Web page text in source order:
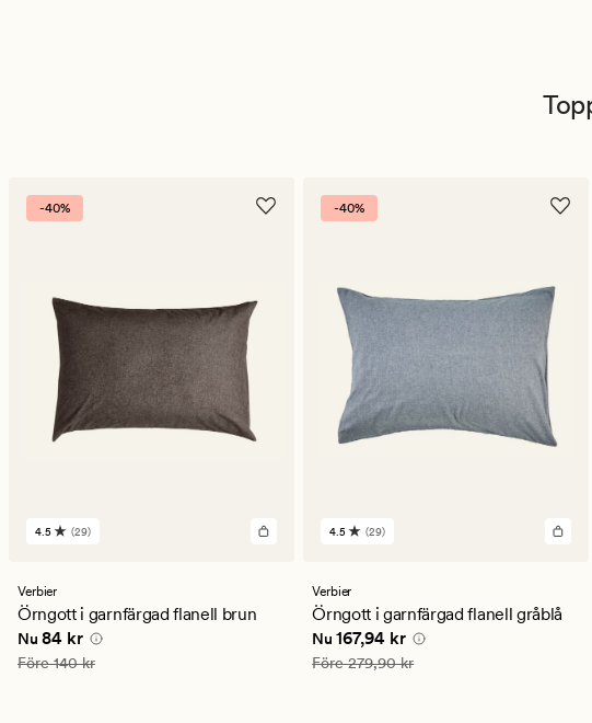
-40%
29
ett
genomsnittligt
betyg
på
4.5
4.5 (29)
Verbier
Örngott i garnfärgad flanell brun
Nuvarande pris
Nu 84 kr
Ordinarie pris
Före140 kr
-40%
29
ett
genomsnittligt
betyg
på
4.5
4.5 (29)
Verbier
Örngott i garnfärgad flanell gråblå
Nuvarande pris
Nu 167,94 kr
Ordinarie pris 279,90 kr
Före279,90 kr